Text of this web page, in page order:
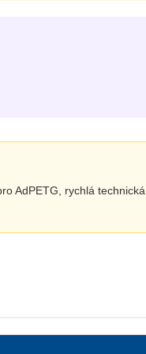
AdPETG, rychlá technická